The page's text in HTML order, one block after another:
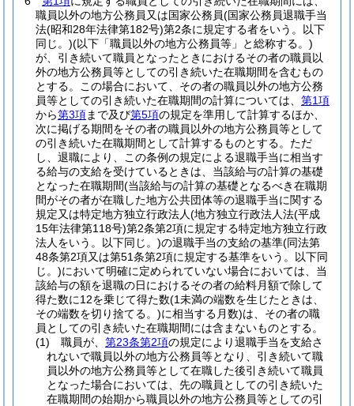
職員以外の地方公務員又は国家公務員(国家公務員退職手当
法(昭和28年法律第182号)第2条に規定する者をいう。以下
同じ。)(以下「職員以外の地方公務員等」と総称する。)
が、引き続いて職員となったときにおけるその者の職員以
外の地方公務員等としての引き続いた在職期間を含むもの
とする。
この場合において、その者の職員以外の地方公務
員等としての引き続いた在職期間の計算については、 第1項
から第3項まで及び第5項の規定を準用して計算するほか、
次に掲げる期間をその者の職員以外の地方公務員等として
の引き続いた在職期間として計算するものとする。 ただ
し、退職により、この条例の規定による退職手当に相当す
る給与の支給を受けているときは、当該給与の計算の基礎
となった在職期間(当該給与の計算の基礎となるべき在職期
間がその者が在職した地方公共団体等の退職手当に関する
規定又は特定地方独立行政法人(地方独立行政法人法(平成
15年法律第118号)第2条第2項に規定する特定地方独立行政
法人をいう。以下同じ。)の退職手当の支給の基準(同法第
48条第2項又は第51条第2項に規定する基準をいう。以下同
じ。)において明確に定められていない場合においては、当
該給与の額を退職の日におけるその者の給料月額で除して
得た数に12を乗じて得た数(1未満の端数を生じたときは、
その端数を切り捨てる。)に相当する月数)は、その者の職
員としての引き続いた在職期間には含まないものとする。
(1)
職員が、 第23条第2項の規定により退職手当を支給さ
れないで職員以外の地方公務員等となり、引き続いて職
員以外の地方公務員等として在職した後引き続いて職員
となった場合においては、先の職員としての引き続いた
在職期間の始期から職員以外の地方公務員等としての引